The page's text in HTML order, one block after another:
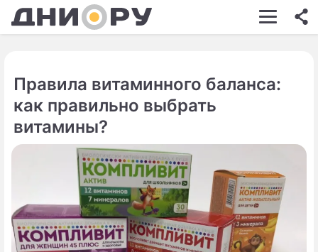
ШОУ-БИЗНЕС
КИНО
ЗДОРОВЬЕ
ЭКОНОМИКА
ПРОИСШЕСТВИЯ
СОННИК
Правила витаминного баланса:
как правильно выбрать
витамины?